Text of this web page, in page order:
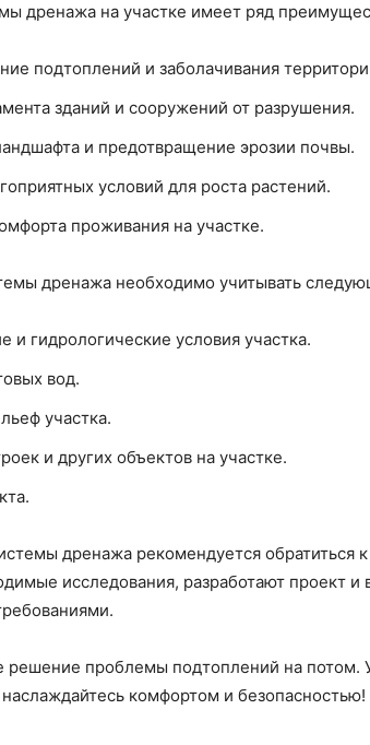
дренажа на участке имеет ряд
подтоплений и заболачивания
зданий и сооружений от разрушения.
и предотвращение эрозии почвы.
условий для роста растений.
проживания на участке.
дренажа необходимо учитывать
и гидрологические условия участка.
вод.
участка.
и других объектов на участке.
дренажа рекомендуется обратиться
исследования, разработают проект
решение проблемы подтоплений на потом.
комфортом и безопасностью!